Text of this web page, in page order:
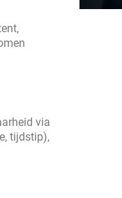
via
tijdstip),